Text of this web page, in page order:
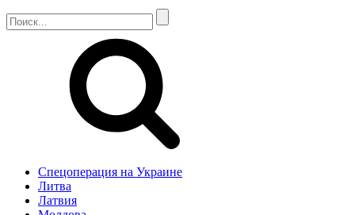
Спецоперация на Украине
Литва
Латвия